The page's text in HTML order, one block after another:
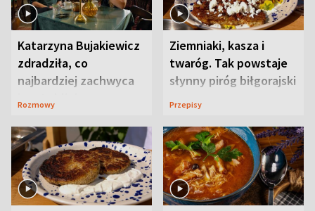
Katarzyna Bujakiewicz
zdradziła, co
najbardziej zachwyca
ją w Lublinie
Rozmowy
Ziemniaki, kasza i
twaróg. Tak powstaje
słynny piróg biłgorajski
Przepisy